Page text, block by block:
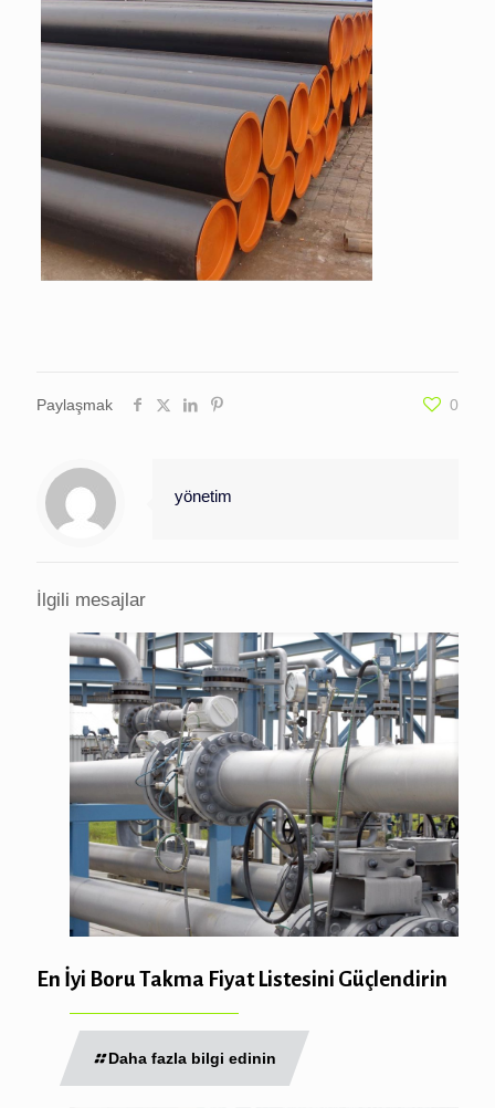
Paylaşmak 0
yönetim
İlgili mesajlar
En İyi Boru Takma Fiyat Listesini Güçlendirin
Daha fazla bilgi edinin